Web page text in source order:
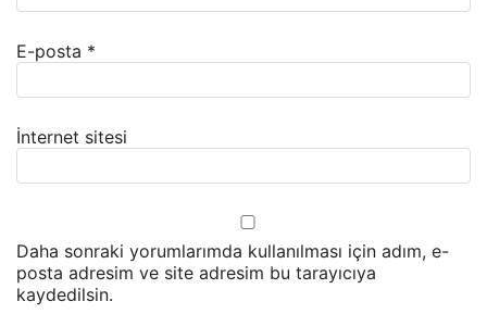
E-posta *
İnternet sitesi
Daha sonraki yorumlarımda kullanılması için adım, e-
posta adresim ve site adresim bu tarayıcıya
kaydedilsin.